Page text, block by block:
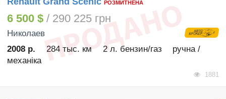
РОЗМИТНЕНА
6 500 $ / 290 225 грн
Николаев
2008 р.
284 тыс. км 2 л. бензин/газ
ручна /
механіка
1881